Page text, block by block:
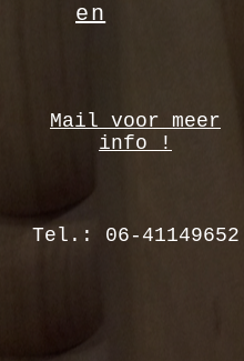
Mail voor meer
info !
Tel.: 06-41149652
en